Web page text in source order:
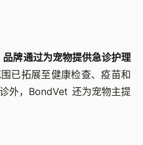
品牌通过为宠物提供急诊护理
已拓展至健康检查、疫苗和
外，BondVet 还为宠物主提